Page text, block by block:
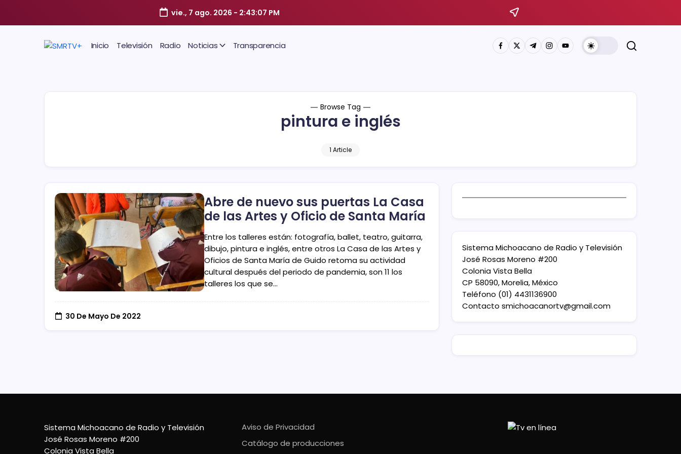
vie., 7 ago. 2026 - 2:43:08 PM
Inicio Televisión Radio Noticias Transparencia
Browse Tag
pintura e inglés
1 Article
Abre de nuevo sus puertas La Casa
de las Artes y Oficio de Santa María
Entre los talleres están: fotografía, ballet, teatro, guitarra,
dibujo, pintura e inglés, entre otros La Casa de las Artes y
Oficios de Santa María de Guido retoma su actividad
cultural después del periodo de pandemia, son 11 los
talleres los que se…
30 De Mayo De 2022
Sistema Michoacano de Radio y Televisión
José Rosas Moreno #200
Colonia Vista Bella
CP 58090, Morelia, México
Teléfono (01) 4431136900
Contacto smichoacanortv@gmail.com
Sistema Michoacano de Radio y Televisión
José Rosas Moreno #200
Colonia Vista Bella
Aviso de Privacidad
Catálogo de producciones